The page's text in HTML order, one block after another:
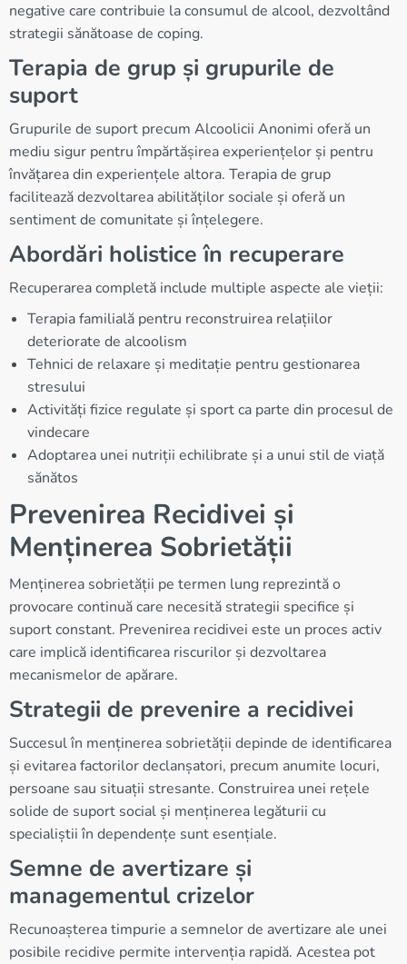
negative care contribuie la consumul de alcool, dezvoltând
strategii sănătoase de coping.
Terapia de grup și grupurile de
suport
Grupurile de suport precum Alcoolicii Anonimi oferă un
mediu sigur pentru împărtășirea experiențelor și pentru
învățarea din experiențele altora. Terapia de grup
facilitează dezvoltarea abilităților sociale și oferă un
sentiment de comunitate și înțelegere.
Abordări holistice în recuperare
Recuperarea completă include multiple aspecte ale vieții:
Terapia familială pentru reconstruirea relațiilor
deteriorate de alcoolism
Tehnici de relaxare și meditație pentru gestionarea
stresului
Activități fizice regulate și sport ca parte din procesul de
vindecare
Adoptarea unei nutriții echilibrate și a unui stil de viață
sănătos
Prevenirea Recidivei și
Menținerea Sobrietății
Menținerea sobrietății pe termen lung reprezintă o
provocare continuă care necesită strategii specifice și
suport constant. Prevenirea recidivei este un proces activ
care implică identificarea riscurilor și dezvoltarea
mecanismelor de apărare.
Strategii de prevenire a recidivei
Succesul în menținerea sobrietății depinde de identificarea
și evitarea factorilor declanșatori, precum anumite locuri,
persoane sau situații stresante. Construirea unei rețele
solide de suport social și menținerea legăturii cu
specialiștii în dependențe sunt esențiale.
Semne de avertizare și
managementul crizelor
Recunoașterea timpurie a semnelor de avertizare ale unei
posibile recidive permite intervenția rapidă. Acestea pot